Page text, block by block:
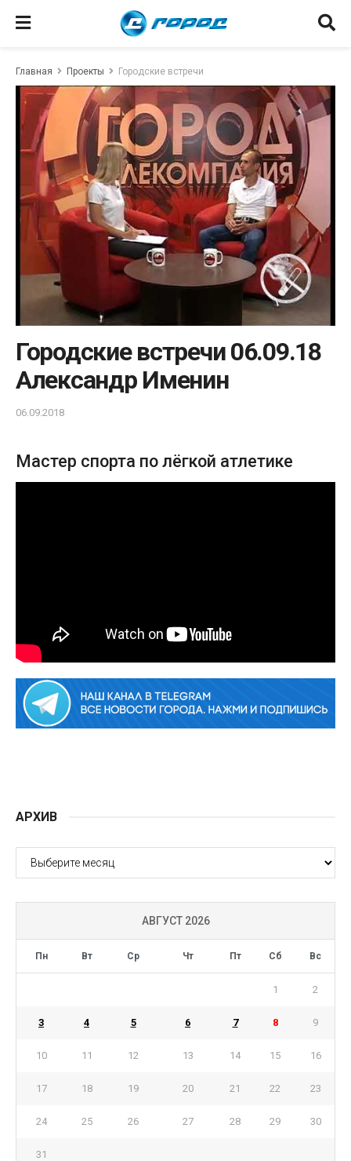
Главная Проекты Городские встречи
Городские встречи 06.09.18
Александр Именин
06.09.2018
Мастер спорта по лёгкой атлетике
АРХИВ
АРХИВ
АВГУСТ 2026
Пн Вт Ср Чт Пт Сб Вс
1 2
3 4 5 6 7 8 9
10 11 12 13 14 15 16
17 18 19 20 21 22 23
24 25 26 27 28 29 30
31